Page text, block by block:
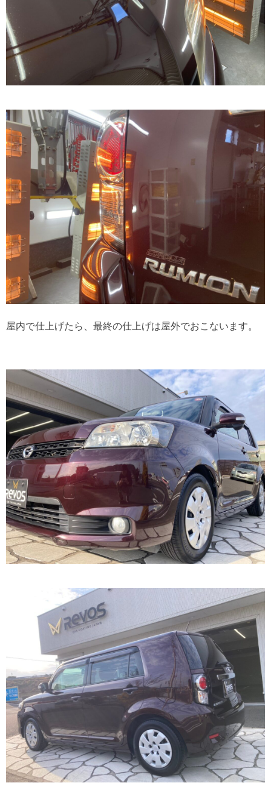
屋内で仕上げたら、最終の仕上げは屋外でおこないます。